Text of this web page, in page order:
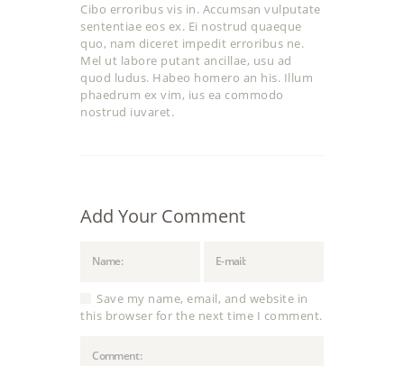
Cibo erroribus vis in. Accumsan vulputate
sententiae eos ex. Ei nostrud quaeque
quo, nam diceret impedit erroribus ne.
Mel ut labore putant ancillae, usu ad
quod ludus. Habeo homero an his. Illum
phaedrum ex vim, ius ea commodo
nostrud iuvaret.
Add Your Comment
Save my name, email, and website in
this browser for the next time I comment.